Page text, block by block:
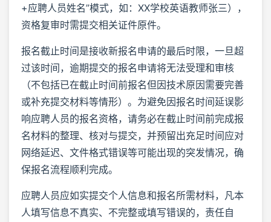
+应聘人员姓名”模式，如：XX学校英语教师张三），
资格复审时需提交相关证件原件。
报名截止时间是接收新报名申请的最后时限，一旦超
过该时间，逾期提交的报名申请将无法受理和审核
（不包括已在截止时间前报名但因技术原因需要完善
或补充提交材料等情形）。为避免因报名时间延误影
响应聘人员的报名资格，请务必在截止时间前完成报
名材料的整理、核对与提交，并预留出充足时间应对
网络延迟、文件格式错误等可能出现的突发情况，确
保报名流程顺利完成。
应聘人员应如实提交个人信息和报名所需材料，凡本
人填写信息不真实、不完整或填写错误的，责任自